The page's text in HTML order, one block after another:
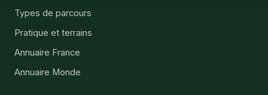
Types de parcours
Pratique et terrains
Annuaire France
Annuaire Monde